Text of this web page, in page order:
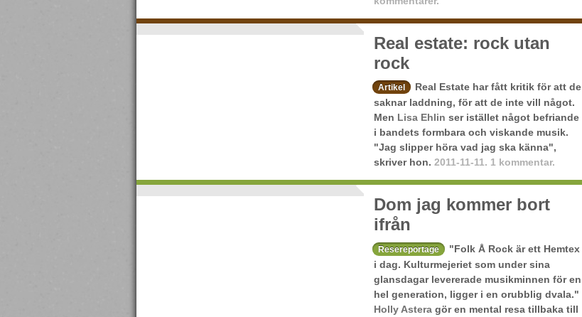
Real estate: rock utan
rock
Artikel
Real Estate har fått kritik för att de
saknar laddning, för att de inte vill något.
Men Lisa Ehlin ser istället något befriande
i bandets formbara och viskande musik.
"Jag slipper höra vad jag ska känna",
skriver hon. 2011-11-11. 1 kommentar.
Dom jag kommer bort
ifrån
Resereportage
"Folk Å Rock är ett Hemtex
i dag. Kulturmejeriet som under sina
glansdagar levererade musikminnen för en
hel generation, ligger i en orubblig dvala."
Holly Astera gör en mental resa tillbaka till